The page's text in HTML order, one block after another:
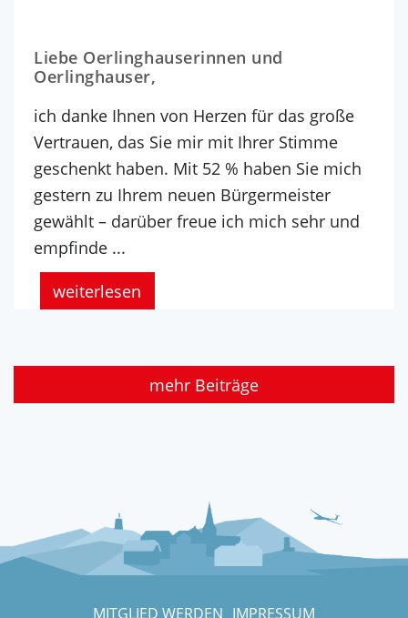
Liebe Oerlinghauserinnen und
Oerlinghauser,
ich danke Ihnen von Herzen für das große
Vertrauen, das Sie mir mit Ihrer Stimme
geschenkt haben. Mit 52 % haben Sie mich
gestern zu Ihrem neuen Bürgermeister
gewählt – darüber freue ich mich sehr und
empfinde ...
weiterlesen
mehr Beiträge
MITGLIED WERDEN IMPRESSUM